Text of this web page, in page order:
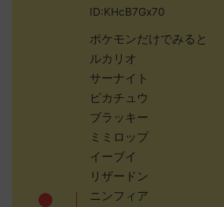
ID:KHcB7Gx70
ポケモンだけでみると
ルカリオ
サーナイト
ピカチュウ
ブラッキー
ミミロップ
イーブイ
リザードン
ニンフィア